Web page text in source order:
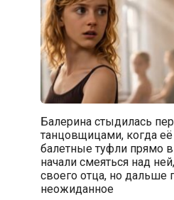
Балерина стыдилась
танцовщицами, когда
балетные туфли прямо в
начали смеяться над
своего отца, но дальше
неожиданное